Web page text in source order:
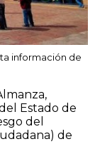
información de
Estado de
del
de